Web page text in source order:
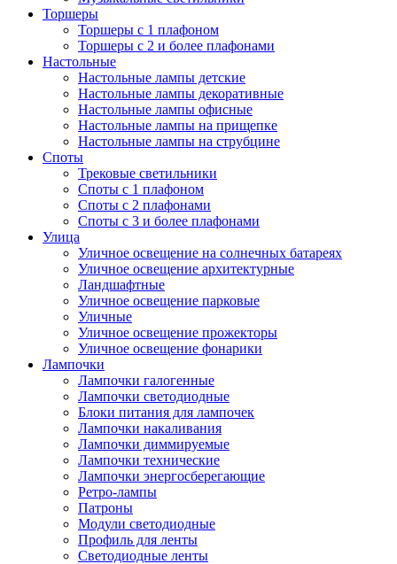
Торшеры
Торшеры с 1 плафоном
Торшеры с 2 и более плафонами
Настольные
Настольные лампы детские
Настольные лампы декоративные
Настольные лампы офисные
Настольные лампы на прищепке
Настольные лампы на струбцине
Споты
Трековые светильники
Споты с 1 плафоном
Споты с 2 плафонами
Споты с 3 и более плафонами
Улица
Уличное освещение на солнечных батареях
Уличное освещение архитектурные
Ландшафтные
Уличное освещение парковые
Уличные
Уличное освещение прожекторы
Уличное освещение фонарики
Лампочки
Лампочки галогенные
Лампочки светодиодные
Блоки питания для лампочек
Лампочки накаливания
Лампочки диммируемые
Лампочки технические
Лампочки энергосберегающие
Ретро-лампы
Патроны
Модули светодиодные
Профиль для ленты
Светодиодные ленты